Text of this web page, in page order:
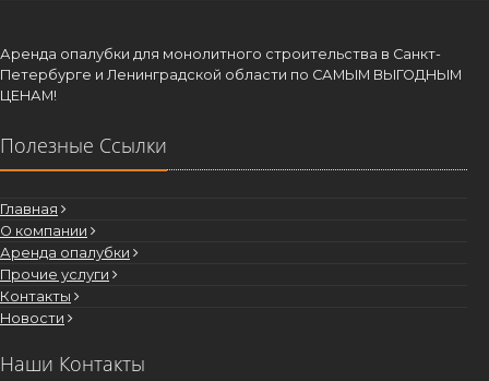
Аренда опалубки для монолитного строительства в Санкт-
Петербурге и Ленинградской области по САМЫМ ВЫГОДНЫМ
ЦЕНАМ!
Полезные Ссылки
Главная
О компании
Аренда опалубки
Прочие услуги
Контакты
Новости
Наши Контакты